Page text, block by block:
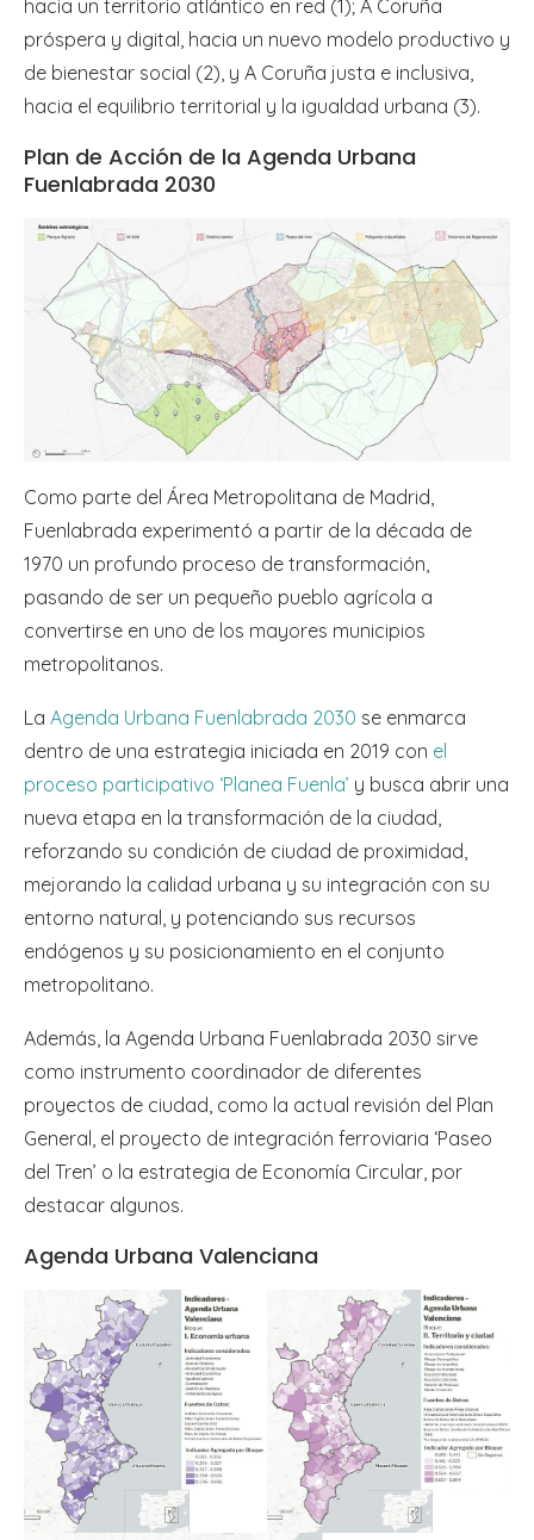
hacia un territorio atlántico en red (1); A Coruña
próspera y digital, hacia un nuevo modelo productivo y
de bienestar social (2), y A Coruña justa e inclusiva,
hacia el equilibrio territorial y la igualdad urbana (3).
Plan de Acción de la Agenda Urbana
Fuenlabrada 2030
Como parte del Área Metropolitana de Madrid,
Fuenlabrada experimentó a partir de la década de
1970 un profundo proceso de transformación,
pasando de ser un pequeño pueblo agrícola a
convertirse en uno de los mayores municipios
metropolitanos.
La Agenda Urbana Fuenlabrada 2030 se enmarca
dentro de una estrategia iniciada en 2019 con el
proceso participativo ‘Planea Fuenla’ y busca abrir una
nueva etapa en la transformación de la ciudad,
reforzando su condición de ciudad de proximidad,
mejorando la calidad urbana y su integración con su
entorno natural, y potenciando sus recursos
endógenos y su posicionamiento en el conjunto
metropolitano.
Además, la Agenda Urbana Fuenlabrada 2030 sirve
como instrumento coordinador de diferentes
proyectos de ciudad, como la actual revisión del Plan
General, el proyecto de integración ferroviaria ‘Paseo
del Tren’ o la estrategia de Economía Circular, por
destacar algunos.
Agenda Urbana Valenciana